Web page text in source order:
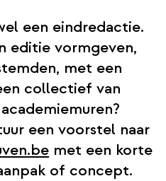
een eindredactie.
editie vormgeven,
met een
collectief van
een voorstel naar
met een korte
of concept.